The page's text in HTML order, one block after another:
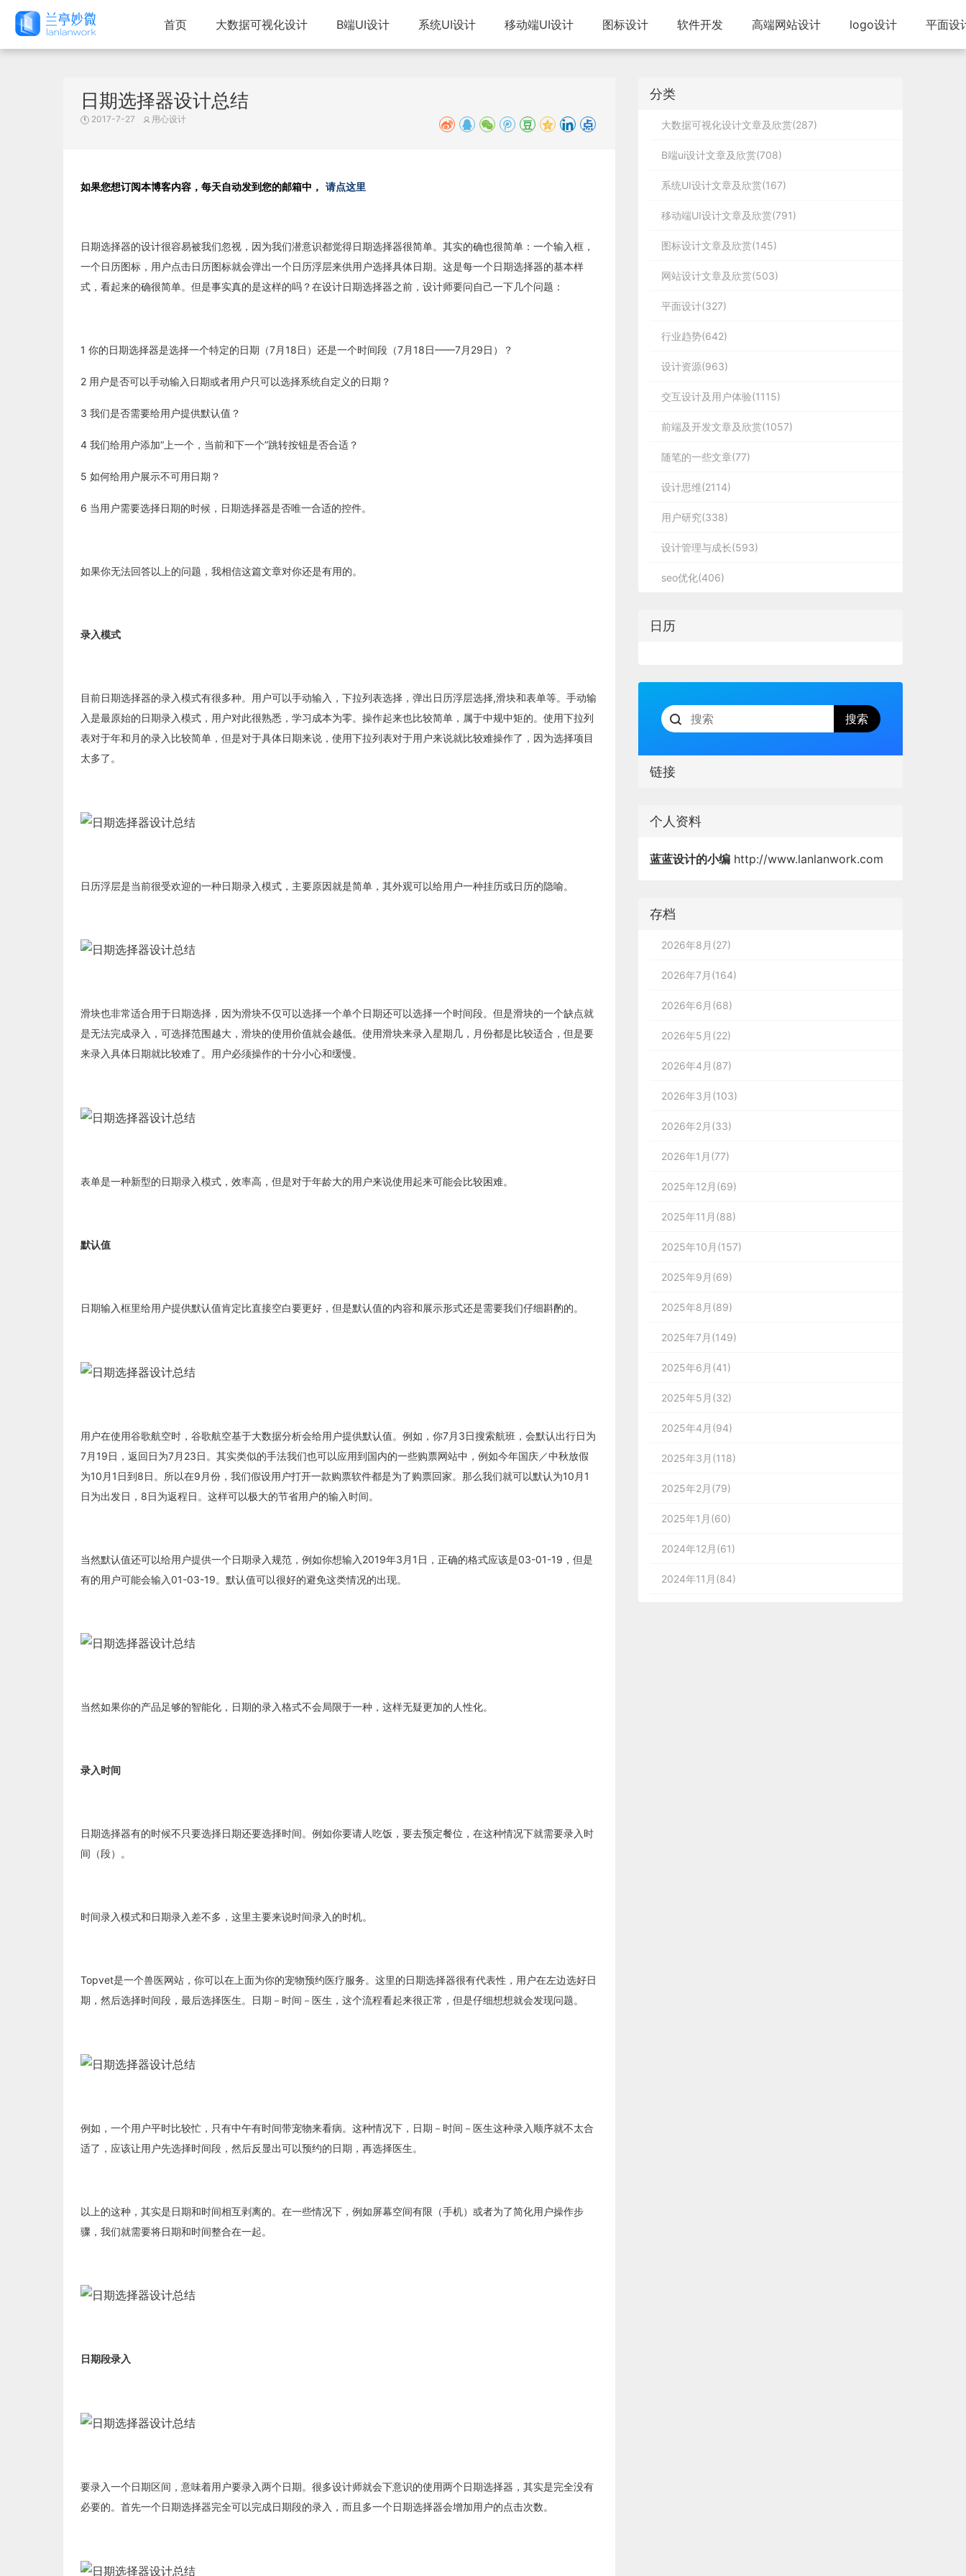
首页 大数据可视化设计 B端UI设计 系统UI设计 移动端UI设计 图标设计 软件开发 高端网站设计 logo设计 平面设
日期选择器设计总结
2017-7-27 用心设计
如果您想订阅本博客内容，每天自动发到您的邮箱中， 请点这里
日期选择器的设计很容易被我们忽视，因为我们潜意识都觉得日期选择器很简单。其实的确也很简单：一个输入框，
一个日历图标，用户点击日历图标就会弹出一个日历浮层来供用户选择具体日期。这是每一个日期选择器的基本样
式，看起来的确很简单。但是事实真的是这样的吗？在设计日期选择器之前，设计师要问自己一下几个问题：
1 你的日期选择器是选择一个特定的日期（7月18日）还是一个时间段（7月18日——7月29日）？
2 用户是否可以手动输入日期或者用户只可以选择系统自定义的日期？
3 我们是否需要给用户提供默认值？
4 我们给用户添加“上一个，当前和下一个”跳转按钮是否合适？
5 如何给用户展示不可用日期？
6 当用户需要选择日期的时候，日期选择器是否唯一合适的控件。
如果你无法回答以上的问题，我相信这篇文章对你还是有用的。
录入模式
目前日期选择器的录入模式有很多种。用户可以手动输入，下拉列表选择，弹出日历浮层选择,滑块和表单等。手动输
入是最原始的日期录入模式，用户对此很熟悉，学习成本为零。操作起来也比较简单，属于中规中矩的。使用下拉列
表对于年和月的录入比较简单，但是对于具体日期来说，使用下拉列表对于用户来说就比较难操作了，因为选择项目
太多了。
日历浮层是当前很受欢迎的一种日期录入模式，主要原因就是简单，其外观可以给用户一种挂历或日历的隐喻。
滑块也非常适合用于日期选择，因为滑块不仅可以选择一个单个日期还可以选择一个时间段。但是滑块的一个缺点就
是无法完成录入，可选择范围越大，滑块的使用价值就会越低。使用滑块来录入星期几，月份都是比较适合，但是要
来录入具体日期就比较难了。用户必须操作的十分小心和缓慢。
表单是一种新型的日期录入模式，效率高，但是对于年龄大的用户来说使用起来可能会比较困难。
默认值
日期输入框里给用户提供默认值肯定比直接空白要更好，但是默认值的内容和展示形式还是需要我们仔细斟酌的。
用户在使用谷歌航空时，谷歌航空基于大数据分析会给用户提供默认值。例如，你7月3日搜索航班，会默认出行日为
7月19日，返回日为7月23日。其实类似的手法我们也可以应用到国内的一些购票网站中，例如今年国庆／中秋放假
为10月1日到8日。所以在9月份，我们假设用户打开一款购票软件都是为了购票回家。那么我们就可以默认为10月1
日为出发日，8日为返程日。这样可以极大的节省用户的输入时间。
当然默认值还可以给用户提供一个日期录入规范，例如你想输入2019年3月1日，正确的格式应该是03-01-19，但是
有的用户可能会输入01-03-19。默认值可以很好的避免这类情况的出现。
当然如果你的产品足够的智能化，日期的录入格式不会局限于一种，这样无疑更加的人性化。
录入时间
日期选择器有的时候不只要选择日期还要选择时间。例如你要请人吃饭，要去预定餐位，在这种情况下就需要录入时
间（段）。
时间录入模式和日期录入差不多，这里主要来说时间录入的时机。
Topvet是一个兽医网站，你可以在上面为你的宠物预约医疗服务。这里的日期选择器很有代表性，用户在左边选好日
期，然后选择时间段，最后选择医生。日期－时间－医生，这个流程看起来很正常，但是仔细想想就会发现问题。
例如，一个用户平时比较忙，只有中午有时间带宠物来看病。这种情况下，日期－时间－医生这种录入顺序就不太合
适了，应该让用户先选择时间段，然后反显出可以预约的日期，再选择医生。
以上的这种，其实是日期和时间相互剥离的。在一些情况下，例如屏幕空间有限（手机）或者为了简化用户操作步
骤，我们就需要将日期和时间整合在一起。
日期段录入
要录入一个日期区间，意味着用户要录入两个日期。很多设计师就会下意识的使用两个日期选择器，其实是完全没有
必要的。首先一个日期选择器完全可以完成日期段的录入，而且多一个日期选择器会增加用户的点击次数。
分类
大数据可视化设计文章及欣赏(287)
B端ui设计文章及欣赏(708)
系统UI设计文章及欣赏(167)
移动端UI设计文章及欣赏(791)
图标设计文章及欣赏(145)
网站设计文章及欣赏(503)
平面设计(327)
行业趋势(642)
设计资源(963)
交互设计及用户体验(1115)
前端及开发文章及欣赏(1057)
随笔的一些文章(77)
设计思维(2114)
用户研究(338)
设计管理与成长(593)
seo优化(406)
日历
链接
个人资料
蓝蓝设计的小编 http://www.lanlanwork.com
存档
2026年8月(27)
2026年7月(164)
2026年6月(68)
2026年5月(22)
2026年4月(87)
2026年3月(103)
2026年2月(33)
2026年1月(77)
2025年12月(69)
2025年11月(88)
2025年10月(157)
2025年9月(69)
2025年8月(89)
2025年7月(149)
2025年6月(41)
2025年5月(32)
2025年4月(94)
2025年3月(118)
2025年2月(79)
2025年1月(60)
2024年12月(61)
2024年11月(84)